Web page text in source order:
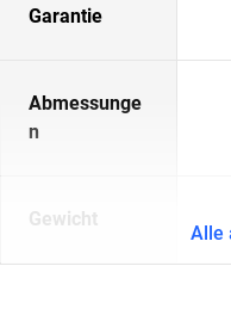
Garantie
Abmessunge
n
Gewicht
Alle